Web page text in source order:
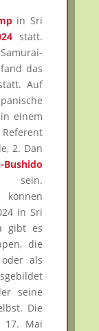
in Sri
statt.
das
Auf
in einem
2. Dan
Bushido
sein.
können
in Sri
gibt es
die
als
seine
Die
17. Mai